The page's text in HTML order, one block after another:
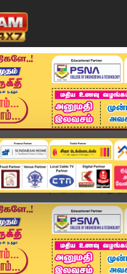
அண்மை தமிழ்நாடு
கோயம்பேட்டில் திடீர் தீ